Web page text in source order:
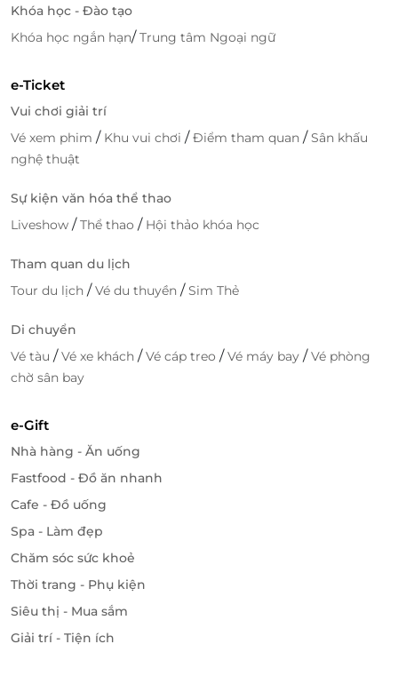
Khóa học - Đào tạo
Khóa học ngắn hạn/Trung tâm Ngoại ngữ
e-Ticket
Vui chơi giải trí
Vé xem phim / Khu vui chơi /Điểm tham quan /Sân khấu
nghệ thuật
Sự kiện văn hóa thể thao
Liveshow /Thể thao / Hội thảo khóa học
Tham quan du lịch
Tour du lịch /Vé du thuyền /Sim Thẻ
Di chuyển
Vé tàu /Vé xe khách /Vé cáp treo /Vé máy bay /Vé phòng
chờ sân bay
e-Gift
Nhà hàng - Ăn uống
Fastfood - Đồ ăn nhanh
Cafe - Đồ uống
Spa - Làm đẹp
Chăm sóc sức khoẻ
Thời trang - Phụ kiện
Siêu thị - Mua sắm
Giải trí - Tiện ích